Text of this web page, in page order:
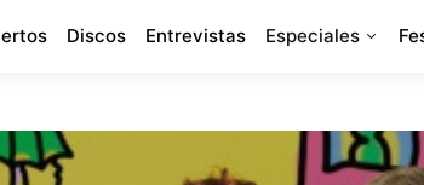
Discos Entrevistas Especiales